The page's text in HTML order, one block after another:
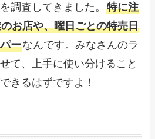
調査してきました。特に注
お店や、曜日ごとの特売日
ーなんです。みなさんのラ
て、上手に使い分けること
きるはずですよ！